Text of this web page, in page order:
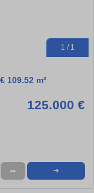
1 / 1
109.52 m²
125.000 €
➦ ➜